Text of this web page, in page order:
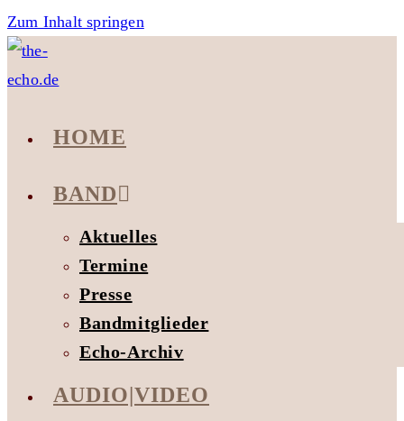
Zum Inhalt springen
HOME
BAND
Aktuelles
Termine
Presse
Bandmitglieder
Echo-Archiv
AUDIO|VIDEO